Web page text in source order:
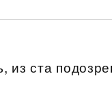
из ста